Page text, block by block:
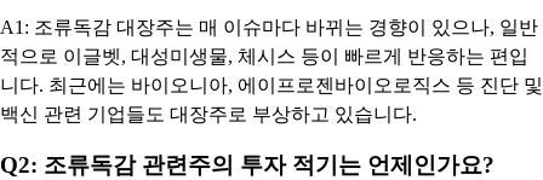
A1: 조류독감 대장주는 매 이슈마다 바뀌는 경향이 있으나, 일반
적으로 이글벳, 대성미생물, 체시스 등이 빠르게 반응하는 편입
니다. 최근에는 바이오니아, 에이프로젠바이오로직스 등 진단 및
백신 관련 기업들도 대장주로 부상하고 있습니다.
Q2: 조류독감 관련주의 투자 적기는 언제인가요?